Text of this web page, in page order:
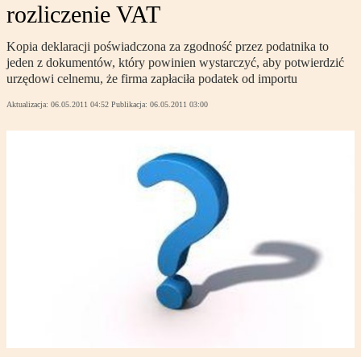
rozliczenie VAT
Kopia deklaracji poświadczona za zgodność przez podatnika to
jeden z dokumentów, który powinien wystarczyć, aby potwierdzić
urzędowi celnemu, że firma zapłaciła podatek od importu
Aktualizacja: 06.05.2011 04:52 Publikacja: 06.05.2011 03:00